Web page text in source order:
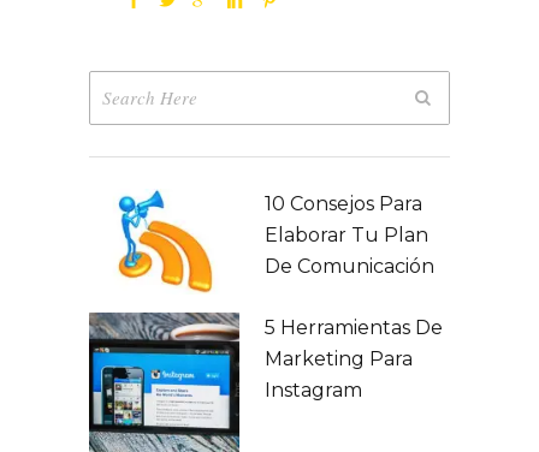
10 Consejos Para
Elaborar Tu Plan
De Comunicación
5 Herramientas De
Marketing Para
Instagram